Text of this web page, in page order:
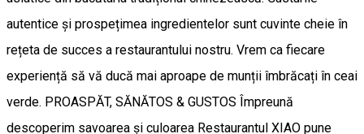
autentice și prospețimea ingredientelor sunt cuvinte cheie în
rețeta de succes a restaurantului nostru. Vrem ca fiecare
experiență să vă ducă mai aproape de munții îmbrăcați în ceai
verde. PROASPĂT, SĂNĂTOS & GUSTOS Împreună
descoperim savoarea și culoarea Restaurantul XIAO pune